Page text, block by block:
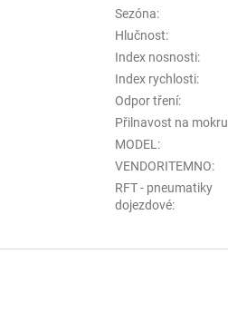
Sezóna:
Hlučnost:
Index nosnosti:
Index rychlosti:
Odpor tření:
Přilnavost na mokru
MODEL :
VENDORITEMNO:
RFT - pneumatiky
dojezdové: